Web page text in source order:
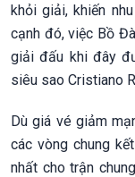
khỏi giải, khiến
cạnh đó, việc Bồ
giải đấu khi đây
siêu sao Cristiano
Dù giá vé giảm
các vòng chung
nhất cho trận